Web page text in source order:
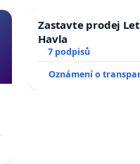
Zastavte prodej
Havla
7 podpisů
Oznámení o